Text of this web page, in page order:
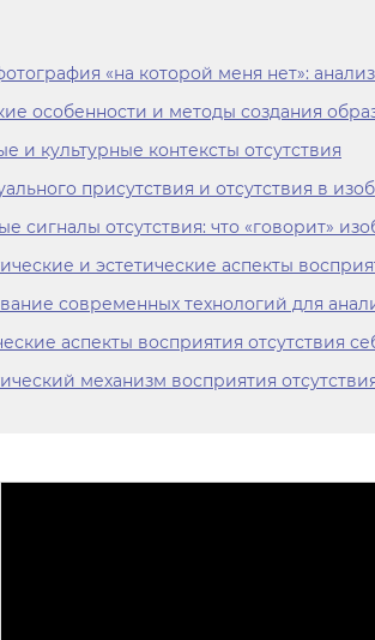
«на которой меня нет»:
особенности и методы создания
и культурные контексты отсутствия
присутствия и отсутствия в
сигналы отсутствия: что «говорит»
и эстетические аспекты
современных технологий для
аспекты восприятия отсутствия
механизм восприятия